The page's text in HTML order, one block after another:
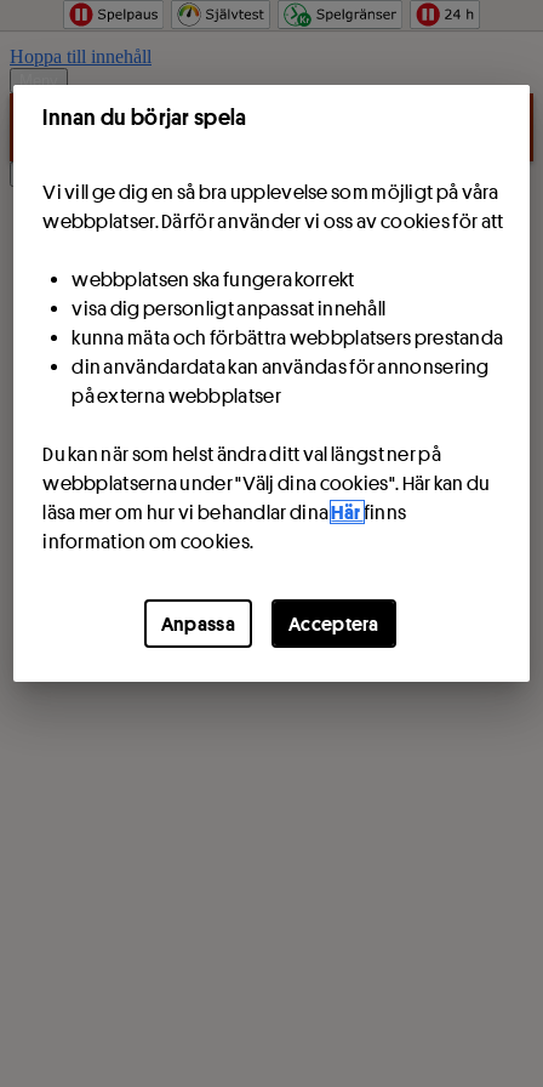
Hoppa till innehåll
Meny
Innan du börjar spela
Vi vill ge dig en så bra upplevelse som möjligt på våra
webbplatser. Därför använder vi oss av cookies för att
webbplatsen ska fungera korrekt
visa dig personligt anpassat innehåll
kunna mäta och förbättra webbplatsers prestanda
din användardata kan användas för annonsering
på externa webbplatser
Du kan när som helst ändra ditt val längst ner på
webbplatserna under "Välj dina cookies". Här kan du
läsa mer om hur vi behandlar dinaHär finns
information om cookies.
Anpassa Acceptera